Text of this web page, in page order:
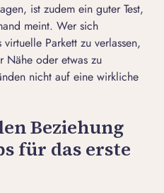
ist zudem ein guter Test,
meint. Wer sich
Parkett zu verlassen,
Nähe oder etwas zu
nicht auf eine wirkliche
Beziehung
für das erste